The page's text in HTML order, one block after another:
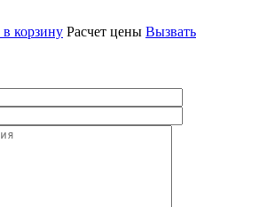
корзину Расчет цены Вызвать